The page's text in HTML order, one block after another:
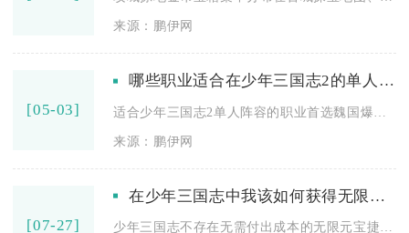
来源：鹏伊网
[05-03]
哪些职业适合在少年三国志2的单人阵容中选择
来源：鹏伊网
[07-27]
在少年三国志中我该如何获得无限元宝
少年三国志不存在无需付出成本的无限元宝捷径，稳定实现元宝持续...